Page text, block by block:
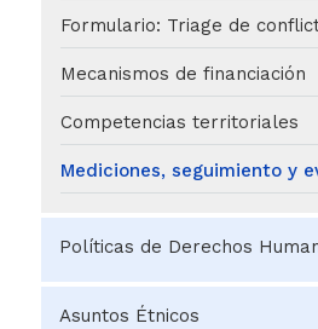
Estrategia de Lenguaje Claro
Control Social y Rendición de
Mediciones poblacionales,
evaluaciones de seguimiento
Formulario: Triage de
Mecanismos de financiación
Competencias territoriales
Mediciones, seguimiento y
Políticas de Derechos
Sobre políticas de DDHH
Asuntos Étnicos